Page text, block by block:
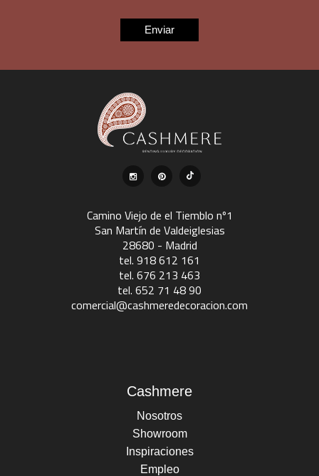
Camino Viejo de el Tiemblo nº1
San Martín de Valdeiglesias
28680 - Madrid
tel. 918 612 161
tel. 676 213 463
tel. 652 71 48 90
comercial@cashmeredecoracion.com
Cashmere
Nosotros
Showroom
Inspiraciones
Empleo